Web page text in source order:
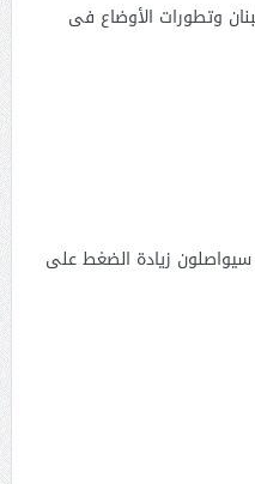
وتطورات الأوضاع فى
سيواصلون زيادة الضغط على